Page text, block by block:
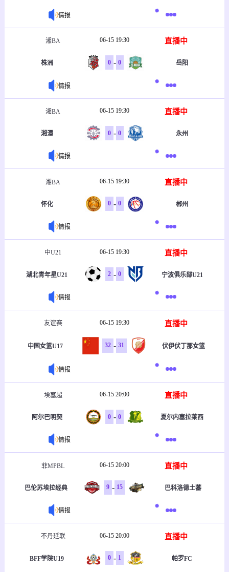
情报
湘BA 06-15 19:30 直播中
株洲 0 - 0 岳阳
情报
湘BA 06-15 19:30 直播中
湘潭 0 - 0 永州
情报
湘BA 06-15 19:30 直播中
怀化 0 - 0 郴州
情报
中U21 06-15 19:30 直播中
湖北青年星U21 2 - 0 宁波俱乐部U21
情报
友谊赛 06-15 19:30 直播中
中国女篮U17 32 - 31 伏伊伏丁那女篮
情报
埃塞超 06-15 20:00 直播中
阿尔巴明契 0 - 0 夏尔内塞拉莱西
情报
菲MPBL 06-15 20:00 直播中
巴伦苏埃拉经典 9 - 15 巴科洛德土蕃
情报
不丹廷联 06-15 20:00 直播中
BFF学院U19 0 - 1 帕罗FC